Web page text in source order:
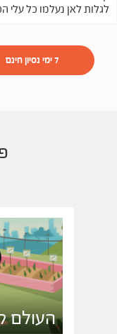
לגלות לאן נעלמו כל עלי
7 ימי נסיון חינם
העולם